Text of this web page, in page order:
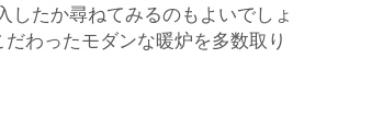
したか尋ねてみるのもよいでしょ
わったモダンな暖炉を多数取り